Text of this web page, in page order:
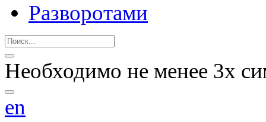
Разворотами
Необходимо не менее 3х
en